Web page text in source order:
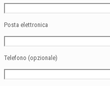
Posta elettronica
Telefono (opzionale)